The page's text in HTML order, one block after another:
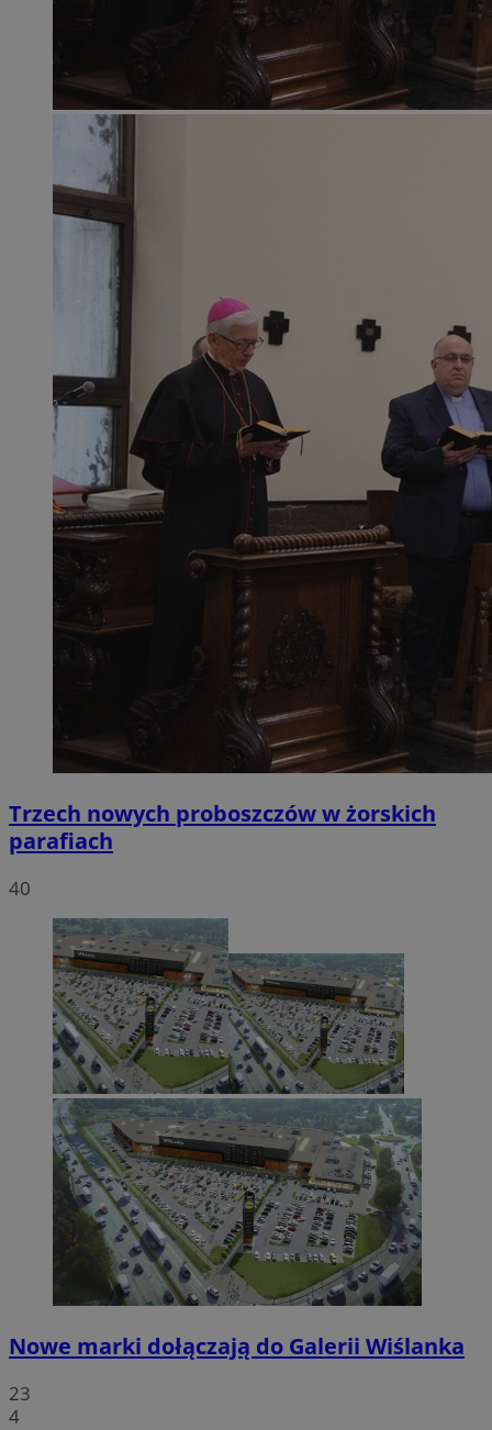
Trzech nowych proboszczów w żorskich
parafiach
40
Nowe marki dołączają do Galerii Wiślanka
23
4